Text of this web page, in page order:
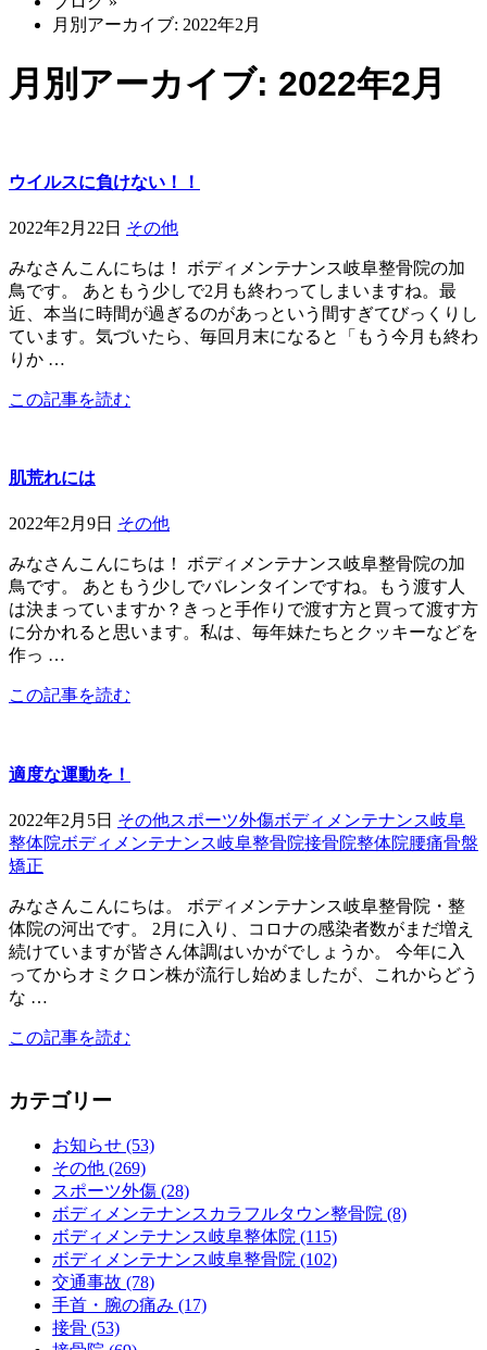
月別アーカイブ: 2022年2月
月別アーカイブ: 2022年2月
ウイルスに負けない！！
2022年2月22日 その他
みなさんこんにちは！ ボディメンテナンス岐阜整骨院の加
鳥です。 あともう少しで2月も終わってしまいますね。最
近、本当に時間が過ぎるのがあっという間すぎてびっくりし
ています。気づいたら、毎回月末になると「もう今月も終わ
りか …
この記事を読む
肌荒れには
2022年2月9日 その他
みなさんこんにちは！ ボディメンテナンス岐阜整骨院の加
鳥です。 あともう少しでバレンタインですね。もう渡す人
は決まっていますか？きっと手作りで渡す方と買って渡す方
に分かれると思います。私は、毎年妹たちとクッキーなどを
作っ …
この記事を読む
適度な運動を！
2022年2月5日 その他スポーツ外傷ボディメンテナンス岐阜
整体院ボディメンテナンス岐阜整骨院接骨院整体院腰痛骨盤
矯正
みなさんこんにちは。 ボディメンテナンス岐阜整骨院・整
体院の河出です。 2月に入り、コロナの感染者数がまだ増え
続けていますが皆さん体調はいかがでしょうか。 今年に入
ってからオミクロン株が流行し始めましたが、これからどう
な …
この記事を読む
カテゴリー
お知らせ (53)
その他 (269)
スポーツ外傷 (28)
ボディメンテナンスカラフルタウン整骨院 (8)
ボディメンテナンス岐阜整体院 (115)
ボディメンテナンス岐阜整骨院 (102)
交通事故 (78)
手首・腕の痛み (17)
接骨 (53)